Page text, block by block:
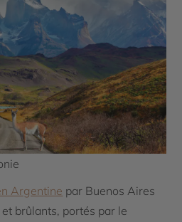
Argentine par Buenos Aires
brûlants, portés par le